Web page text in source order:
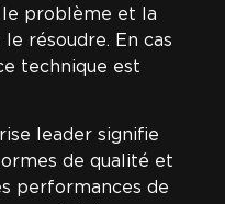
problème et la
résoudre. En cas
technique est
leader signifie
de qualité et
performances de